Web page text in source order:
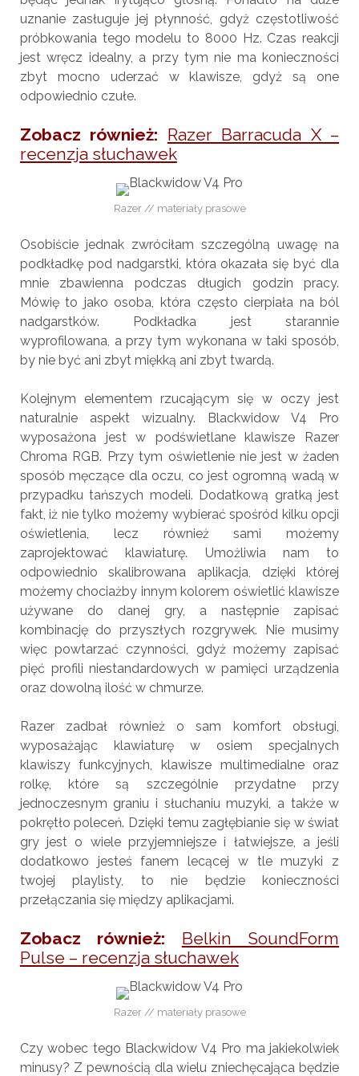
uznanie zasługuje jej płynność, gdyż częstotliwość
próbkowania tego modelu to 8000 Hz. Czas reakcji
jest wręcz idealny, a przy tym nie ma konieczności
zbyt mocno uderzać w klawisze, gdyż są one
odpowiednio czułe.
Zobacz również: Razer Barracuda X –
recenzja słuchawek
Razer // materiały prasowe
Osobiście jednak zwróciłam szczególną uwagę na
podkładkę pod nadgarstki, która okazała się być dla
mnie zbawienna podczas długich godzin pracy.
Mówię to jako osoba, która często cierpiała na ból
nadgarstków. Podkładka jest starannie
wyprofilowana, a przy tym wykonana w taki sposób,
by nie być ani zbyt miękką ani zbyt twardą.
Kolejnym elementem rzucającym się w oczy jest
naturalnie aspekt wizualny. Blackwidow V4 Pro
wyposażona jest w podświetlane klawisze Razer
Chroma RGB. Przy tym oświetlenie nie jest w żaden
sposób męczące dla oczu, co jest ogromną wadą w
przypadku tańszych modeli. Dodatkową gratką jest
fakt, iż nie tylko możemy wybierać spośród kilku opcji
oświetlenia, lecz również sami możemy
zaprojektować klawiaturę. Umożliwia nam to
odpowiednio skalibrowana aplikacja, dzięki której
możemy chociażby innym kolorem oświetlić klawisze
używane do danej gry, a następnie zapisać
kombinację do przyszłych rozgrywek. Nie musimy
więc powtarzać czynności, gdyż możemy zapisać
pięć profili niestandardowych w pamięci urządzenia
oraz dowolną ilość w chmurze.
Razer zadbał również o sam komfort obsługi,
wyposażając klawiaturę w osiem specjalnych
klawiszy funkcyjnych, klawisze multimedialne oraz
rolkę, które są szczególnie przydatne przy
jednoczesnym graniu i słuchaniu muzyki, a także w
pokrętło poleceń. Dzięki temu zagłębianie się w świat
gry jest o wiele przyjemniejsze i łatwiejsze, a jeśli
dodatkowo jesteś fanem lecącej w tle muzyki z
twojej playlisty, to nie będzie konieczności
przełączania się między aplikacjami.
Zobacz również:
Belkin SoundForm
Pulse – recenzja słuchawek
Razer // materiały prasowe
Czy wobec tego Blackwidow V4 Pro ma jakiekolwiek
minusy? Z pewnością dla wielu zniechęcająca będzie